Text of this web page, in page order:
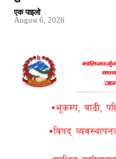
एक पाइलो -
August 6, 2026